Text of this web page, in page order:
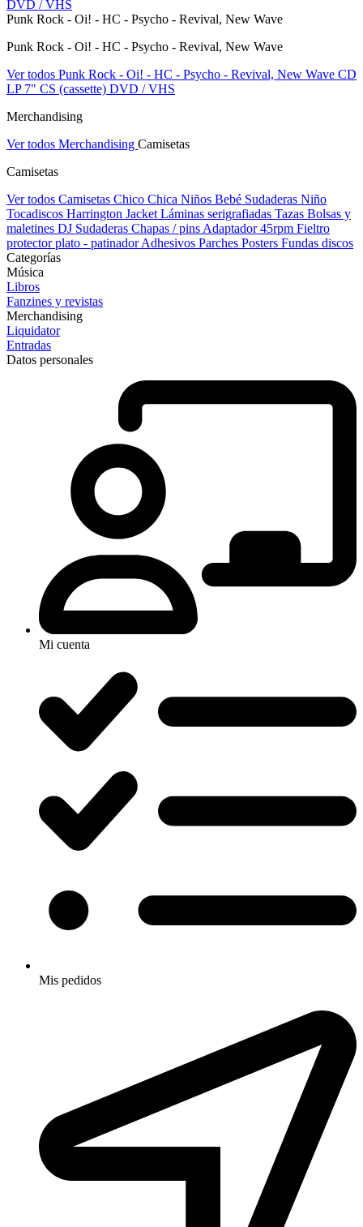
DVD / VHS
Punk Rock - Oi! - HC - Psycho - Revival, New Wave
Punk Rock - Oi! - HC - Psycho - Revival, New Wave
Ver todos Punk Rock - Oi! - HC - Psycho - Revival, New Wave CD
LP 7" CS (cassette) DVD / VHS
Merchandising
Ver todos Merchandising Camisetas
Camisetas
Ver todos Camisetas Chico Chica Niños Bebé Sudaderas Niño
Tocadiscos Harrington Jacket Láminas serigrafiadas Tazas Bolsas y
maletines DJ Sudaderas Chapas / pins Adaptador 45rpm Fieltro
protector plato - patinadorAdhesivos Parches Posters Fundas discos
Categorías
Música
Libros
Fanzines y revistas
Merchandising
Liquidator
Entradas
Datos personales
Mi cuenta
Mis pedidos